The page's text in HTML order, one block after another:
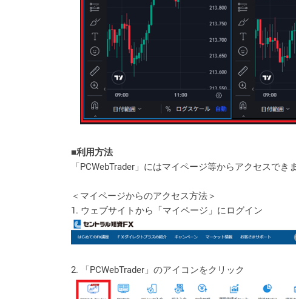
■利用方法
「PCWebTrader」にはマイページ等からアクセスで
＜マイページからのアクセス方法＞
1. ウェブサイトから「マイページ」にログイン
2. 「PCWebTrader」のアイコンをクリック